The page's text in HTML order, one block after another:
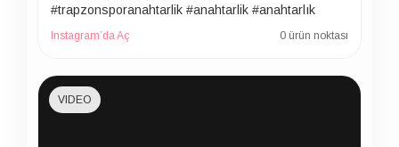
#trapzonsporanahtarlik #anahtarlik #anahtarlık
Instagram’da Aç 0 ürün noktası
VIDEO